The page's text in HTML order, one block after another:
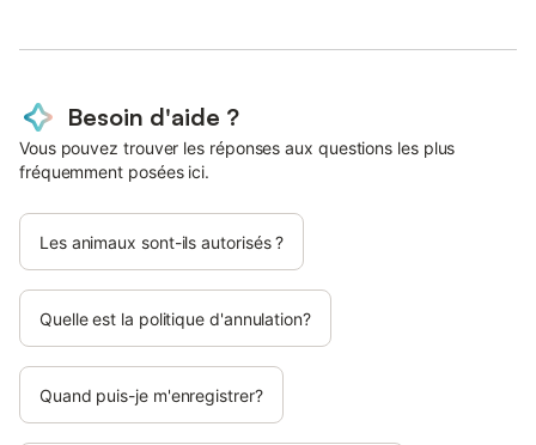
Besoin d'aide ?
Vous pouvez trouver les réponses aux questions les plus
fréquemment posées ici.
Les animaux sont-ils autorisés ?
Quelle est la politique d'annulation?
Quand puis-je m'enregistrer?